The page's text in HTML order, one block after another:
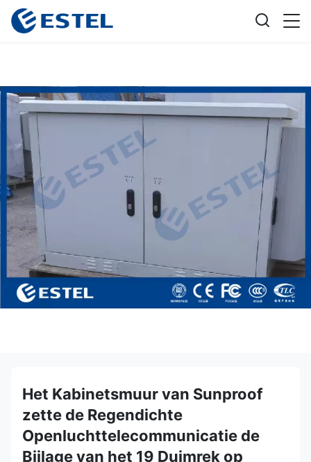
Het Kabinetsmuur van Sunproof
zette de Regendichte
Openluchttelecommunicatie de
Bijlage van het 19 Duimrek op